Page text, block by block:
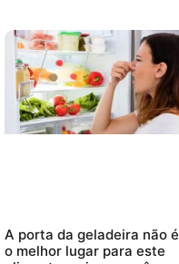
A porta da geladeira não é
o melhor lugar para este